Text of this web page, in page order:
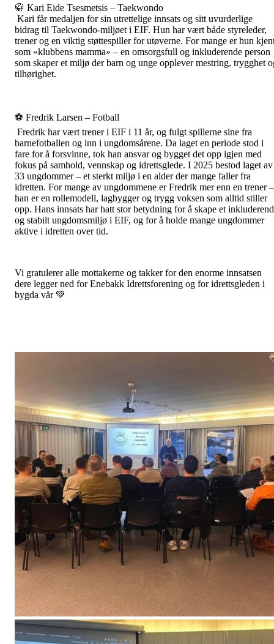
🥋 Kari Eide Tsesmetsis – Taekwondo
Kari får medaljen for sin utrettelige innsats og sitt uvurderlige
bidrag til Taekwondo-miljøet i EIF. Hun har vært både styreleder,
trener og en viktig støttespiller for utøverne. For mange er hun
som «klubbens mamma» – en omsorgsfull og inkluderende person
som skaper et miljø der barn og unge opplever mestring, trygghet
tilhørighet.
⚽ Fredrik Larsen – Fotball
Fredrik har vært trener i EIF i 11 år, og fulgt spillerne sine fra
barnefotballen og inn i ungdomsårene. Da laget en periode stod i
fare for å forsvinne, tok han ansvar og bygget det opp igjen med
fokus på samhold, vennskap og idrettsglede. I 2025 bestod laget av
33 ungdommer – et sterkt miljø i en alder der mange faller fra
idretten. For mange av ungdommene er Fredrik mer enn en trener –
han er en rollemodell, lagbygger og trygg voksen som alltid stiller
opp. Hans innsats har hatt stor betydning for å skape et
og stabilt ungdomsmiljø i EIF, og for å holde mange ungdommer
aktive i idretten over tid.
Vi gratulerer alle mottakerne og takker for den enorme innsatsen
dere legger ned for Enebakk Idrettsforening og for idrettsgleden i
bygda vår 💚